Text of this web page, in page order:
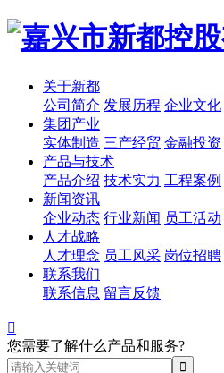
关于新都
公司简介 发展历程 企业文化
集团产业
实体制造 三产经贸 金融投资
产品与技术
产品介绍 技术实力 工程案例
新闻资讯
企业动态 行业新闻 员工活动
人才战略
人才理念 员工风采 岗位招聘
联系我们
联系信息 留言反馈

您需要了解什么产品和服务?